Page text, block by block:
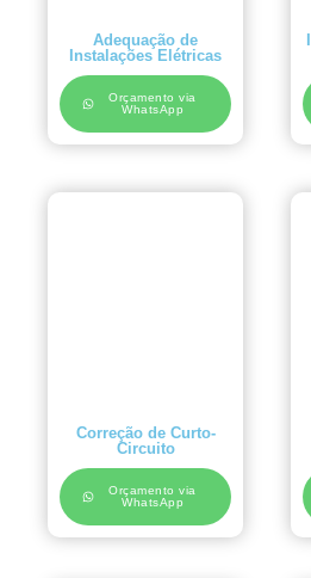
Adequação de
Instalações Elétricas
Orçamento via
WhatsApp
Correção de Curto-
Circuito
Orçamento via
WhatsApp